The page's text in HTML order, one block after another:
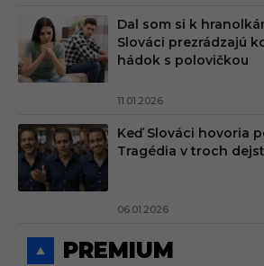
Dal som si k
Slováci prezrádzajú
hádok s polovičkou
11.01.2026
Keď Slováci hovoria
Tragédia v troch
06.01.2026
PREMIUM